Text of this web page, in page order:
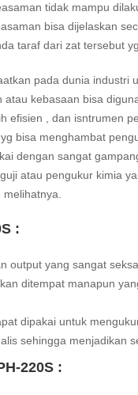
tidak mampu
bisa dijelaskan
taraf dari zat tersebut
pada dunia industri
kebasaan bisa
efisien , dan isntrumen
bisa menghambat
dengan sangat
atau pengukur kimia
:
output yang sangat
ditempat manapun
dipakai untuk
sehingga menjadikan
220S :